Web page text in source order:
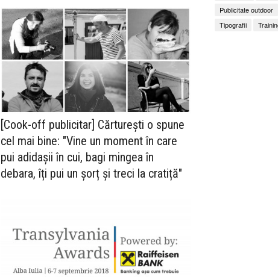
[Cook-off publicitar] Cărturești o spune
cel mai bine: "Vine un moment în care
pui adidașii în cui, bagi mingea în
debara, îți pui un șorț și treci la cratiță"
Publicitate outdoor
Tipografii